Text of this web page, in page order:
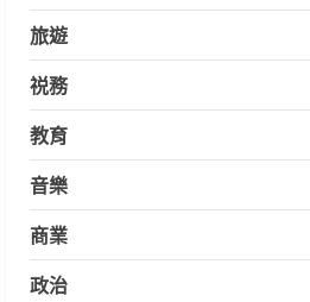
旅遊
祱務
教育
音樂
商業
政治